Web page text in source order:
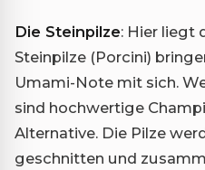
Die Steinpilze: Hier liegt
Steinpilze (Porcini)
Umami-Note mit sich.
sind hochwertige
Alternative. Die Pilze
geschnitten und